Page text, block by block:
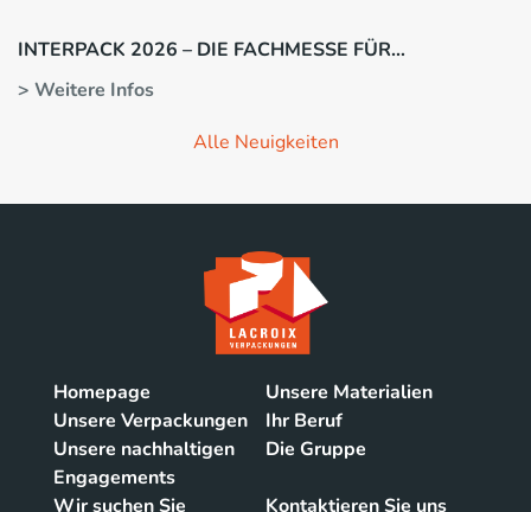
INTERPACK 2026 – DIE FACHMESSE FÜR
VERPACKUNGSPROFIS.
> Weitere Infos
Alle Neuigkeiten
Homepage
Unsere Materialien
Unsere Verpackungen
Ihr Beruf
Unsere nachhaltigen
Engagements
Die Gruppe
Wir suchen Sie Kontaktieren Sie uns